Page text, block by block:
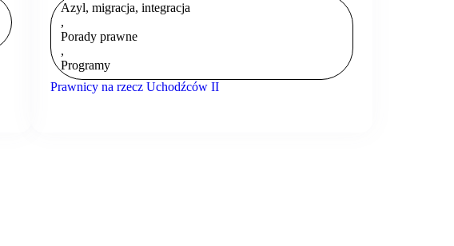
Azyl, migracja, integracja
,
Porady prawne
,
Programy
Prawnicy na rzecz Uchodźców II